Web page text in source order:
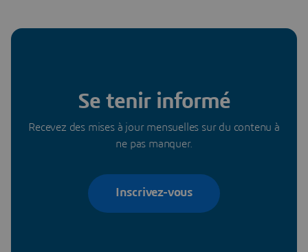
Se tenir informé
Recevez des mises à jour mensuelles sur du contenu à
ne pas manquer.
Inscrivez-vous